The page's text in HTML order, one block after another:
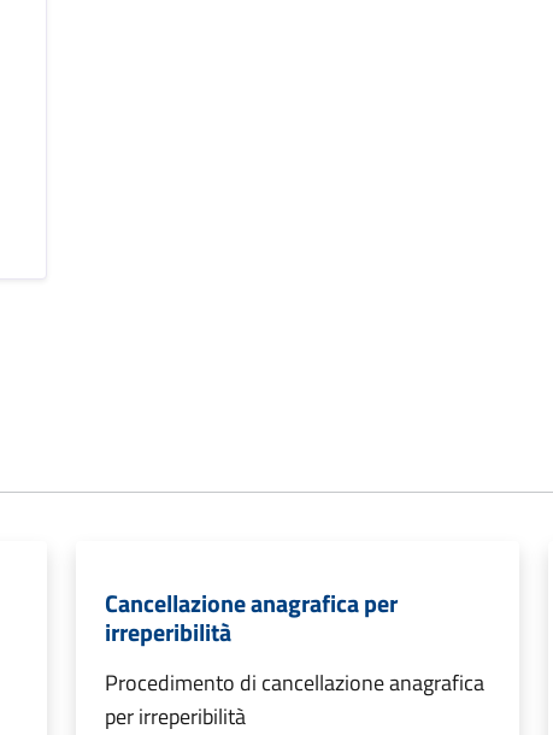
Cancellazione anagrafica per
irreperibilità
Procedimento di cancellazione anagrafica
per irreperibilità